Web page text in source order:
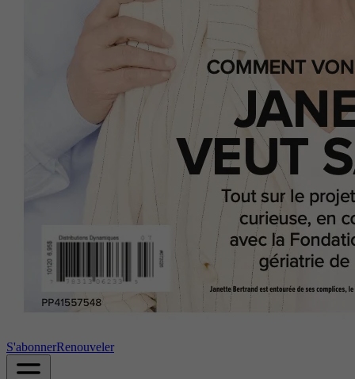
S'abonnerRenouveler